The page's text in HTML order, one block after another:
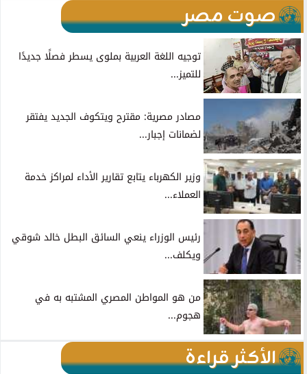
صوت مصر
توجيه اللغة العربية بملوى يسطر فصلًا جديدًا
للتميز...
مصادر مصرية: مقترح ويتكوف الجديد يفتقر
لضمانات إجبار...
وزير الكهرباء يتابع تقارير الأداء لمراكز خدمة
العملاء...
رئيس الوزراء ينعي السائق البطل خالد شوقي
ويكلف...
من هو المواطن المصري المشتبه به في
هجوم...
الأكثر قراءة